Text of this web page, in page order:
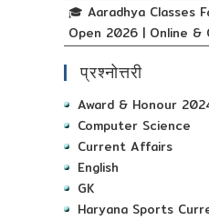
🎓 Aaradhya Classes
Open 2026 | Online &
प्रश्नोत्तरी
Award & Honour
Computer Science
Current Affairs
English
GK
Haryana Sports